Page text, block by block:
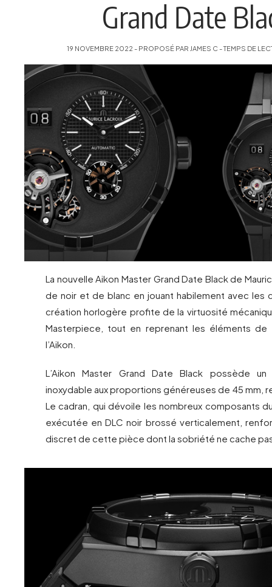
Grand Date
19 NOVEMBRE 2022 - PROPOSÉ PAR JAMES C - TEMPS DE
La nouvelle Aikon Master Grand Date Black de
de noir et de blanc en jouant habilement avec les
création horlogère profite de la virtuosité
Masterpiece, tout en reprenant les éléments de
l’Aikon.
L’Aikon Master Grand Date Black possède
inoxydable aux proportions généreuses de 45 mm,
Le cadran, qui dévoile les nombreux composants
exécutée en DLC noir brossé verticalement,
discret de cette pièce dont la sobriété ne cache